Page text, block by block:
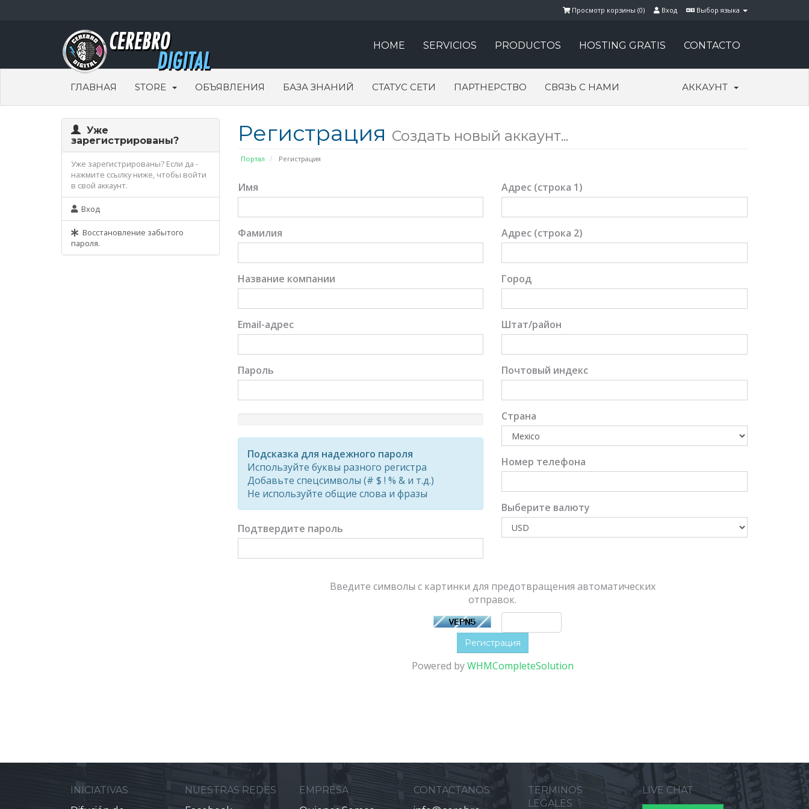
Выбор языка
Вход
Просмотр корзины (0)
HOME SERVICIOS PRODUCTOS HOSTING GRATIS CONTACTO
ГЛАВНАЯ STORE ОБЪЯВЛЕНИЯ БАЗА ЗНАНИЙ СТАТУС СЕТИ ПАРТНЕРСТВО СВЯЗЬ С НАМИ АККАУНТ
Регистрация Создать новый аккаунт...
Портал Регистрация
Уже
зарегистрированы?
Уже зарегистрированы? Если да -
нажмите ссылку ниже, чтобы войти
в свой аккаунт.
Вход
Восстановление забытого
пароля.
Имя
Фамилия
Название компании
Email-адрес
Пароль
Rating:
Подсказка для надежного пароля
Используйте буквы разного регистра
Добавьте спецсимволы (# $ ! % & и т.д.)
Не используйте общие слова и фразы
Подтвердите пароль
Адрес (строка 1)
Адрес (строка 2)
Город
Штат/район
Почтовый индекс
Страна
Номер телефона
Выберите валюту
Введите символы с картинки для предотвращения автоматических
отправок.
Powered byWHMCompleteSolution
INICIATIVAS
NUESTRAS REDES
EMPRESA
CONTACTANOS
TERMINOS
LEGALES
LIVE CHAT